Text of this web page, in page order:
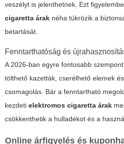
veszélyt is jelenthetnek. Ezt
cigaretta árak néha tükrözik a
betartását.
Fenntarthatóság és
A 2026-ban egyre fontosabb
tölthető kazetták, cserélhető elemek
csomagolás. Bár a fenntartható
kezdeti elektromos cigaretta árak
csökkenthetik a hulladékot és a
Online árfigyelés és